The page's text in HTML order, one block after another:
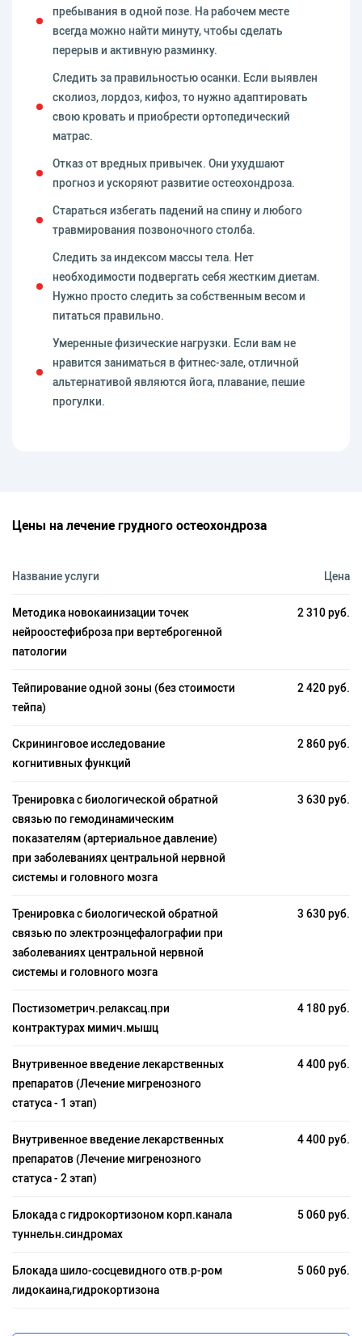
пребывания в одной позе. На рабочем месте
всегда можно найти минуту, чтобы сделать
перерыв и активную разминку.
Следить за правильностью осанки. Если выявлен
сколиоз, лордоз, кифоз, то нужно адаптировать
свою кровать и приобрести ортопедический
матрас.
Отказ от вредных привычек. Они ухудшают
прогноз и ускоряют развитие остеохондроза.
Стараться избегать падений на спину и любого
травмирования позвоночного столба.
Следить за индексом массы тела. Нет
необходимости подвергать себя жестким диетам.
Нужно просто следить за собственным весом и
питаться правильно.
Умеренные физические нагрузки. Если вам не
нравится заниматься в фитнес-зале, отличной
альтернативой являются йога, плавание, пешие
прогулки.
Цены на лечение грудного остеохондроза
Название услуги Цена
Методика новокаинизации точек
нейроостефиброза при вертеброгенной
патологии
2 310 руб.
Тейпирование одной зоны (без стоимости
тейпа)
2 420 руб.
Скрининговое исследование
когнитивных функций
2 860 руб.
Тренировка с биологической обратной
связью по гемодинамическим
показателям (артериальное давление)
при заболеваниях центральной нервной
системы и головного мозга
3 630 руб.
Тренировка с биологической обратной
связью по электроэнцефалографии при
заболеваниях центральной нервной
системы и головного мозга
3 630 руб.
Постизометрич.релаксац.при
контрактурах мимич.мышц
4 180 руб.
Внутривенное введение лекарственных
препаратов (Лечение мигренозного
статуса - 1 этап)
4 400 руб.
Внутривенное введение лекарственных
препаратов (Лечение мигренозного
статуса - 2 этап)
4 400 руб.
Блокада с гидрокортизоном корп.канала
туннельн.синдромах
5 060 руб.
Блокада шило-сосцевидного отв.р-ром
лидокаина,гидрокортизона
5 060 руб.